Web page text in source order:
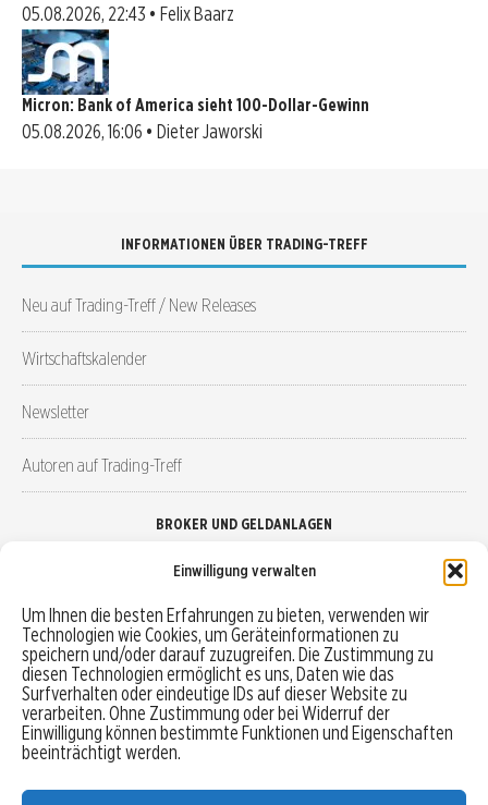
Einwilligung verwalten
Um Ihnen die besten Erfahrungen zu bieten, verwenden wir
Technologien wie Cookies, um Geräteinformationen zu
speichern und/oder darauf zuzugreifen. Die Zustimmung zu
diesen Technologien ermöglicht es uns, Daten wie das
Surfverhalten oder eindeutige IDs auf dieser Website zu
verarbeiten. Ohne Zustimmung oder bei Widerruf der
Einwilligung können bestimmte Funktionen und Eigenschaften
beeinträchtigt werden.
05.08.2026, 22:43 • Felix Baarz
Micron: Bank of America sieht 100-Dollar-Gewinn
05.08.2026, 16:06 • Dieter Jaworski
INFORMATIONEN ÜBER TRADING-TREFF
Neu auf Trading-Treff / New Releases
Wirtschaftskalender
Newsletter
Autoren auf Trading-Treff
BROKER UND GELDANLAGEN
Robo-Advisor vergleichen
Depotvergleich
Festgeld vergleichen
Tagesgeld vergleichen